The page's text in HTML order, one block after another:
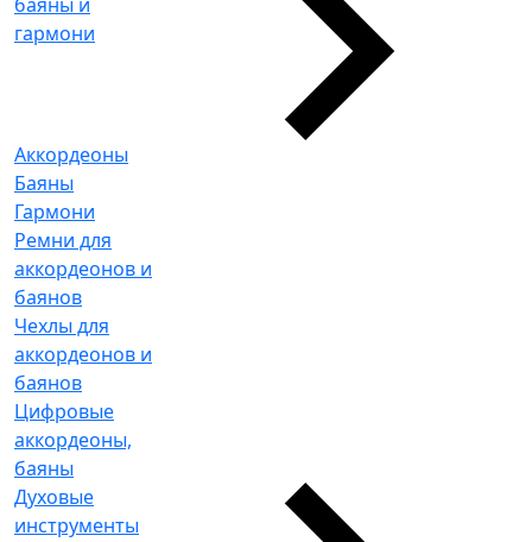
гармони
Аккордеоны
Баяны
Гармони
Ремни для
аккордеонов и
баянов
Чехлы для
аккордеонов и
баянов
Цифровые
аккордеоны,
баяны
Духовые
инструменты